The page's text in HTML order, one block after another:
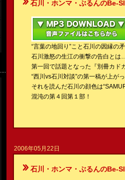
石川・ホンマ・ぶるんのBe-
“言葉の地回り”こと石川の因縁の
石川激怒の生江の衝撃の告白とは
第一回で話題となった『別冊カド
“西川vs石川対談”の第一稿が上が
それを読んだ石川の顔色は
混沌の第４回第１部！
2006年05月22日
石川・ホンマ・ぶるんのBe-